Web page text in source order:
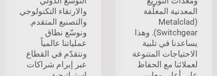
المعدنية المغلَّفة
(Metalclad
Switchgear). وهذا
يساعدنا في تلبية
الاحتياجات المتنوعة
لعملائنا مع الحفاظ
والارتقاء التكنولوجي
والتصنيع المتقدم.
ونوسّع نطاق
عملياتنا عالمياً
ونتقدّم في القطاع
عبر إبرام شراكات